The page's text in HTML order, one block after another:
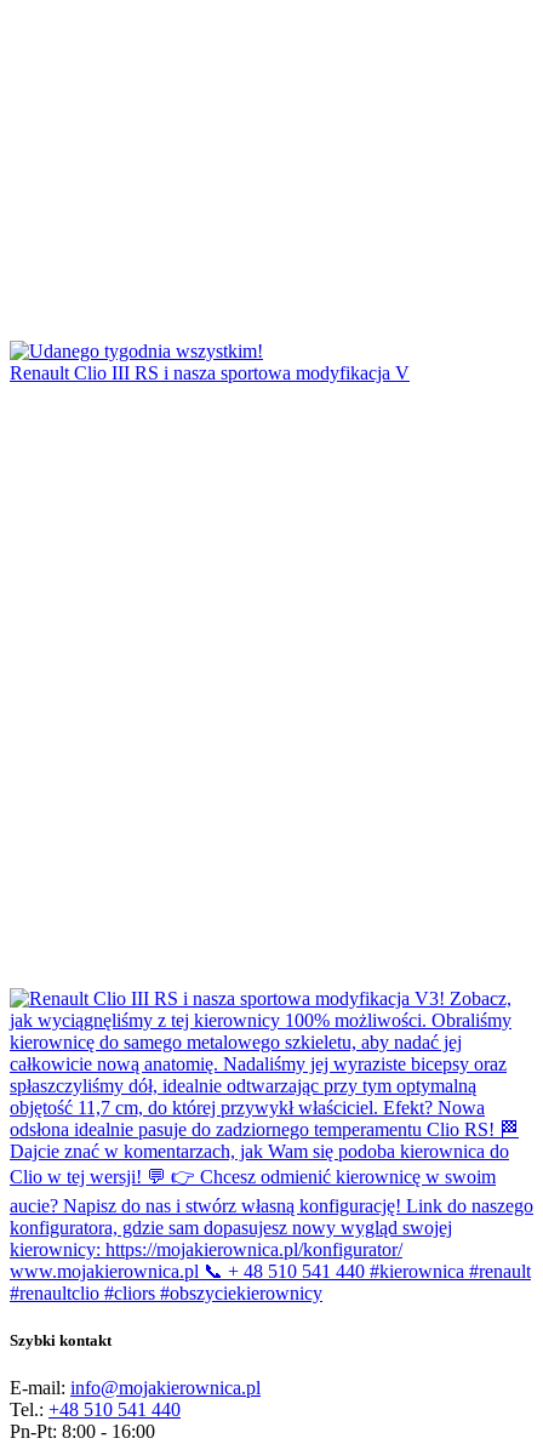
Renault Clio III RS i nasza sportowa modyfikacja V
Szybki kontakt
E-mail: info@mojakierownica.pl
Tel.: +48 510 541 440
Pn-Pt: 8:00 - 16:00